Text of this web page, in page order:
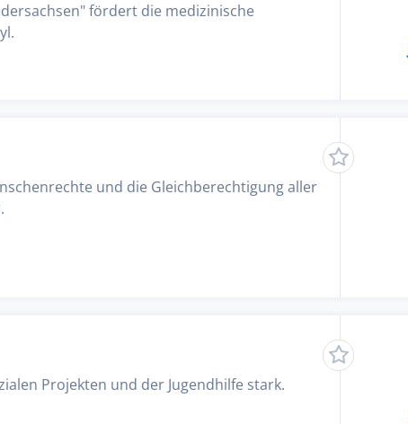
fördert die medizinische
und die Gleichberechtigung aller
Projekten und der Jugendhilfe stark.